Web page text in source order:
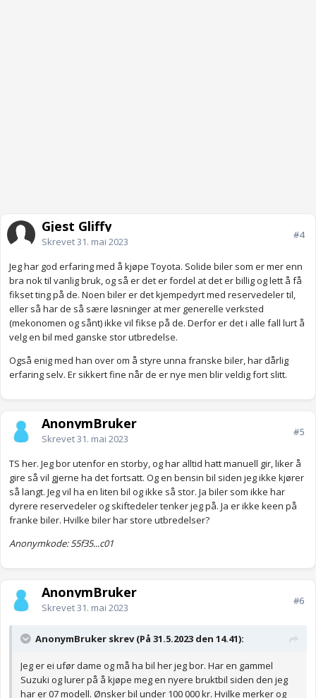
Gjest Gliffy
Skrevet31. mai 2023
#4
Jeg har god erfaring med å kjøpe Toyota. Solide biler som er mer enn
bra nok til vanlig bruk, og så er det er fordel at det er billig og lett å få
fikset ting på de. Noen biler er det kjempedyrt med reservedeler til,
eller så har de så sære løsninger at mer generelle verksted
(mekonomen og sånt) ikke vil fikse på de. Derfor er det i alle fall lurt å
velg en bil med ganske stor utbredelse.
Også enig med han over om å styre unna franske biler, har dårlig
erfaring selv. Er sikkert fine når de er nye men blir veldig fort slitt.
AnonymBruker
Skrevet31. mai 2023
#5
TS her. Jeg bor utenfor en storby, og har alltid hatt manuell gir, liker å
gire så vil gjerne ha det fortsatt. Og en bensin bil siden jeg ikke kjører
så langt. Jeg vil ha en liten bil og ikke så stor. Ja biler som ikke har
dyrere reservedeler og skiftedeler tenker jeg på. Ja er ikke keen på
franke biler. Hvilke biler har store utbredelser?
Anonymkode: 55f35...c01
AnonymBruker
Skrevet31. mai 2023
#6
AnonymBruker skrev (På 31.5.2023 den 14.41):
Jeg er ei ufør dame og må ha bil her jeg bor. Har en gammel
Suzuki og lurer på å kjøpe meg en nyere bruktbil siden den jeg
har er 07 modell. Ønsker bil under 100 000 kr. Hvilke merker og